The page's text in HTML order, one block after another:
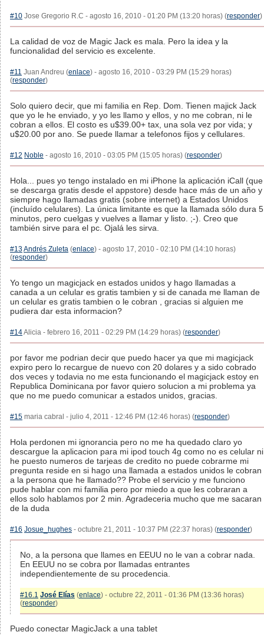
#10 Jose Gregorio R.C - agosto 16, 2010 - 01:20 PM (13:20 horas) (responder)
La calidad de voz de Magic Jack es mala. Pero la idea y la
funcionalidad del servicio es excelente.
#11 Juan Andreu (enlace) - agosto 16, 2010 - 03:29 PM (15:29 horas)
(responder)
Solo quiero decir, que mi familia en Rep. Dom. Tienen majick Jack
que yo le he enviado, y yo les llamo y ellos, y no me cobran, ni le
cobran a ellos. El costo es u$39.00+ tax, una sola vez por vida; y
u$20.00 por ano. Se puede llamar a telefonos fijos y cellulares.
#12 Noble - agosto 16, 2010 - 03:05 PM (15:05 horas) (responder)
Hola... pues yo tengo instalado en mi iPhone la aplicación iCall (que
se descarga gratis desde el appstore) desde hace más de un año y
siempre hago llamadas gratis (sobre internet) a Estados Unidos
(incluído celulares). La única limitante es que la llamada sólo dura 5
minutos, pero cuelgas y vuelves a llamar y listo. ;-). Creo que
también sirve para el pc. Ojalá les sirva.
#13Andrés Zuleta (enlace) - agosto 17, 2010 - 02:10 PM (14:10 horas)
(responder)
Yo tengo un magicjack en estados unidos y hago llamadas a
canada a un celular es gratis tambien y si de canada me llaman de
un celular es gratis tambien o le cobran , gracias si alguien me
pudiera dar esta informacion?
#14Alicia - febrero 16, 2011 - 02:29 PM (14:29 horas) (responder)
por favor me podrian decir que puedo hacer ya que mi magicjack
expiro pero lo recargue de nuevo con 20 dolares y a sido cobrado
dos veces y todavia no me esta funcionando el magicjack estoy en
Republica Dominicana por favor quiero solucion a mi problema ya
que no me puedo comunicar a estados unidos, gracias.
#15 maria cabral - julio 4, 2011 - 12:46 PM (12:46 horas) (responder)
Hola perdonen mi ignorancia pero no me ha quedado claro yo
descargue la aplicacion para mi ipod touch 4g como no es celular ni
he puesto numeros de tarjeas de credito no puede cobrarme mi
pregunta reside en si hago una llamada a estados unidos le cobran
a la persona que he llamado?? Probe el servicio y me funciono
pude hablar con mi familia pero por miedo a que les cobraran a
ellos solo hablamos por 2 min. Agradeceria mucho que me sacaran
de la duda
#16 Josue_hughes - octubre 21, 2011 - 10:37 PM (22:37 horas) (responder)
No, a la persona que llames en EEUU no le van a cobrar nada.
En EEUU no se cobra por llamadas entrantes
independientemente de su procedencia.
#16.1 José Elías (enlace) - octubre 22, 2011 - 01:36 PM (13:36 horas)
(responder)
Puedo conectar MagicJack a una tablet